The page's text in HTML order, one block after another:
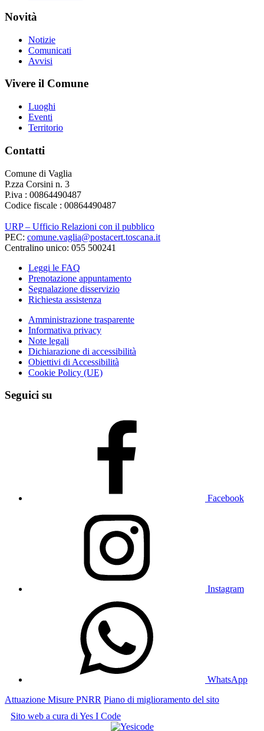
Novità
Notizie
Comunicati
Avvisi
Vivere il Comune
Luoghi
Eventi
Territorio
Contatti
Comune di Vaglia
P.zza Corsini n. 3
P.iva : 00864490487
Codice fiscale : 00864490487
URP – Ufficio Relazioni con il pubblico
PEC: comune.vaglia@postacert.toscana.it
Centralino unico: 055 500241
Leggi le FAQ
Prenotazione appuntamento
Segnalazione disservizio
Richiesta assistenza
Amministrazione trasparente
Informativa privacy
Note legali
Dichiarazione di accessibilità
Obiettivi di Accessibilità
Cookie Policy (UE)
Seguici su
Facebook
Instagram
WhatsApp
Attuazione Misure PNRR Piano di miglioramento del sito
Sito web a cura di Yes I Code